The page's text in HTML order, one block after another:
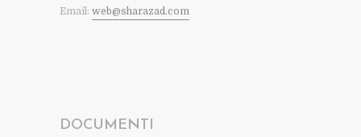
Email: web@sharazad.com
DOCUMENTI